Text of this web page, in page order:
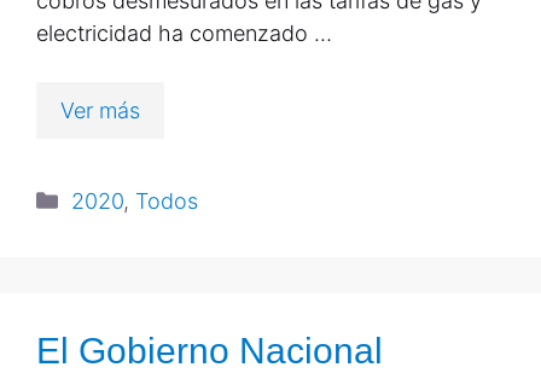
electricidad ha comenzado …
Ver más
2020, Todos
El Gobierno Nacional